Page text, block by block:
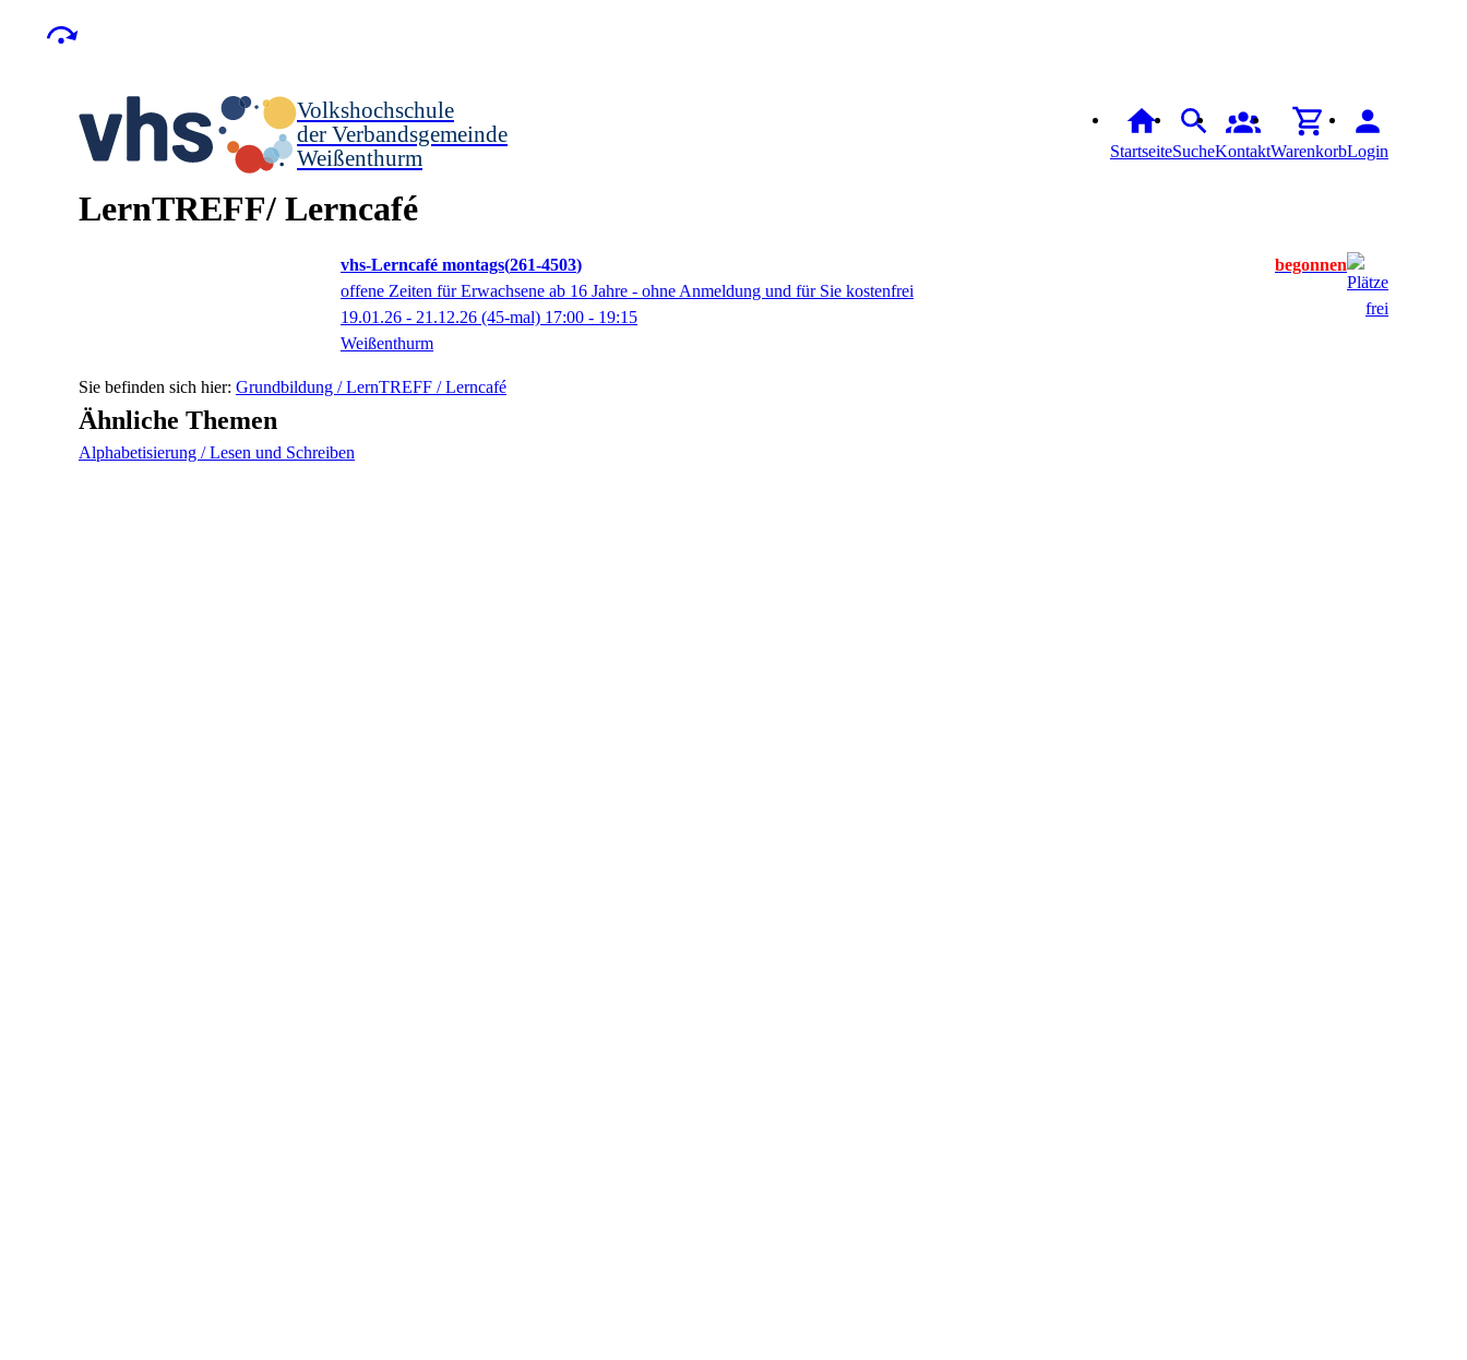
Volkshochschule
der Verbandsgemeinde
Weißenthurm
StartseiteSucheKontaktWarenkorbLogin
LernTREFF/ Lerncafé
vhs-Lerncafé montags 261-4503
offene Zeiten für Erwachsene ab 16 Jahre - ohne Anmeldung und für Sie kostenfrei
19.01.26 - 21.12.26 (45-mal) 17:00 - 19:15
Weißenthurm
Grundbildung / LernTREFF / Lerncafé
Ähnliche Themen
Alphabetisierung / Lesen und Schreiben